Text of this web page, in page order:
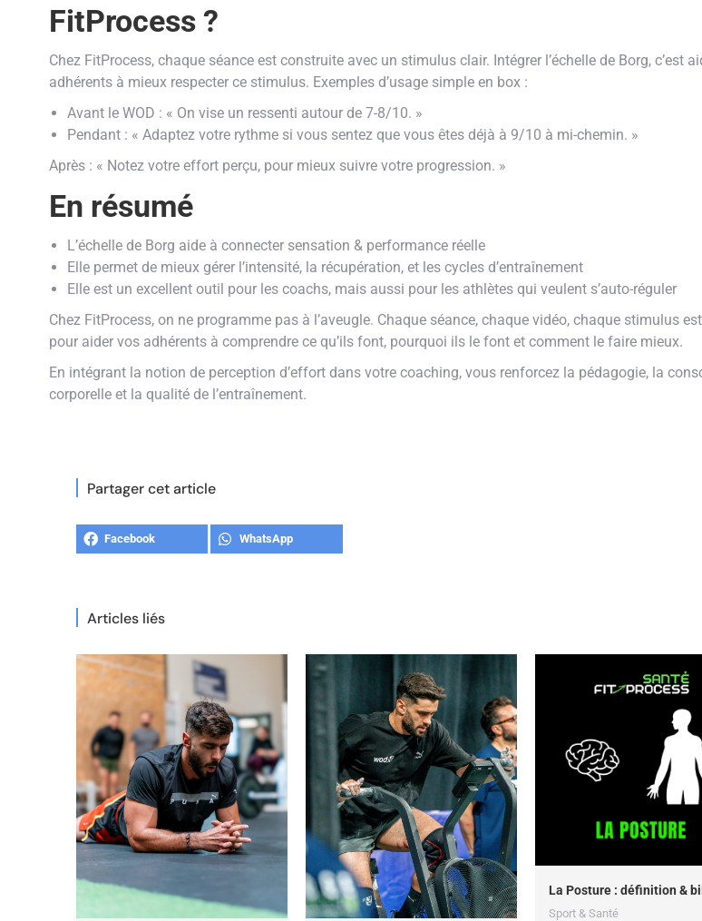
FitProcess ?
Chez FitProcess, chaque séance est construite avec un stimulus clair. Intégrer l’échelle de Borg, c’est
adhérents à mieux respecter ce stimulus. Exemples d’usage simple en box :
Avant le WOD : « On vise un ressenti autour de 7-8/10. »
Pendant : « Adaptez votre rythme si vous sentez que vous êtes déjà à 9/10 à mi-chemin. »
Après : « Notez votre effort perçu, pour mieux suivre votre progression. »
En résumé
L’échelle de Borg aide à connecter sensation & performance réelle
Elle permet de mieux gérer l’intensité, la récupération, et les cycles d’entraînement
Elle est un excellent outil pour les coachs, mais aussi pour les athlètes qui veulent s’auto-réguler
Chez FitProcess, on ne programme pas à l’aveugle. Chaque séance, chaque vidéo, chaque stimulus
pour aider vos adhérents à comprendre ce qu’ils font, pourquoi ils le font et comment le faire mieux.
En intégrant la notion de perception d’effort dans votre coaching, vous renforcez la pédagogie, la
corporelle et la qualité de l’entraînement.
Partager cet article
Facebook WhatsApp
Articles liés
La Posture : définition &
Sport & Santé